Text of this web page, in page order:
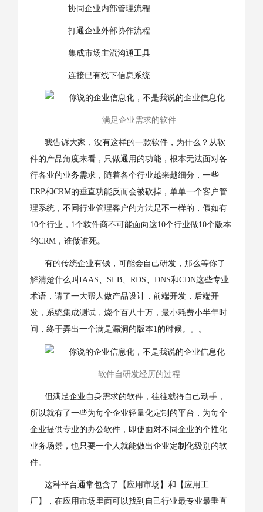
协同企业内部管理流程
打通企业外部协作流程
集成市场主流沟通工具
连接已有线下信息系统
满足企业需求的软件
我告诉大家，没有这样的一款软件，为什么？从软
件的产品角度来看，只做通用的功能，根本无法面对各
行各业的业务需求，随着各个行业越来越细分，一些
ERP和CRM的垂直功能反而会被砍掉，单单一个客户管
理系统，不同行业管理客户的方法是不一样的，假如有
10个行业，1个软件商不可能面向这10个行业做10个版本
的CRM，谁做谁死。
有的传统企业有钱，可能会自己研发，那么等你了
解清楚什么叫IAAS、SLB、RDS、DNS和CDN这些专业
术语，请了一大帮人做产品设计，前端开发，后端开
发，系统集成测试，烧个百八十万，最小耗费小半年时
间，终于弄出一个满是漏洞的版本1的时候。。。
软件自研发经历的过程
但满足企业自身需求的软件，往往就得自己动手，
所以就有了一些为每个企业轻量化定制的平台，为每个
企业提供专业的办公软件，即使面对不同企业的个性化
业务场景，也只要一个人就能做出企业定制化级别的软
件。
这种平台通常包含了【应用市场】和【应用工
厂】，在应用市场里面可以找到自己行业最专业最垂直